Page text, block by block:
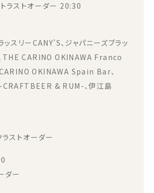
ラストオーダー 20:30
ッスリーCANY’S、ジャパニーズブラッ
THE CARINO OKINAWA Franco
OKINAWA Spain Bar、
& RUM-、伊江島
ラストオーダー
ダー